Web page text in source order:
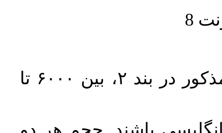
حجم کل مقاله با احتساب تمام بخش‌های مذکور در بند ۲، بین ۶۰۰۰ تا